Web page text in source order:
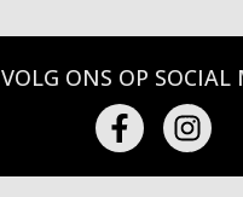
VOLG ONS OP SOCIAL